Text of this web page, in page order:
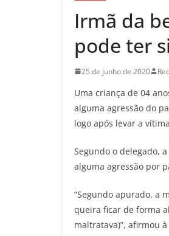
Irmã da
pode ter
25 de junho de 2020
Uma criança de 04
alguma agressão do
logo após levar a
Segundo o delegado,
alguma agressão por
“Segundo apurado, a
queira ficar de forma
maltratava)”, afirmou